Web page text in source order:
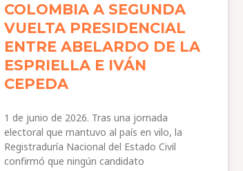
COLOMBIA A SEGUNDA
VUELTA PRESIDENCIAL
ENTRE ABELARDO DE LA
ESPRIELLA E IVÁN
CEPEDA
1 de junio de 2026. Tras una jornada
electoral que mantuvo al país en vilo, la
Registraduría Nacional del Estado Civil
confirmó que ningún candidato